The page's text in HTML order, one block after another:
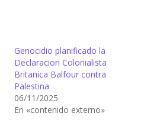
Genocidio planificado la
Declaracion Colonialista
Britanica Balfour contra
Palestina
06/11/2025
En «contenido externo»